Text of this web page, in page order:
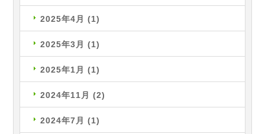
2025年4月 (1)
2025年3月 (1)
2025年1月 (1)
2024年11月 (2)
2024年7月 (1)